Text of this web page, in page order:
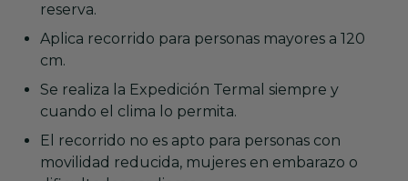
reserva.
Aplica recorrido para personas mayores a 120
cm.
Se realiza la Expedición Termal siempre y
cuando el clima lo permita.
El recorrido no es apto para personas con
movilidad reducida, mujeres en embarazo o